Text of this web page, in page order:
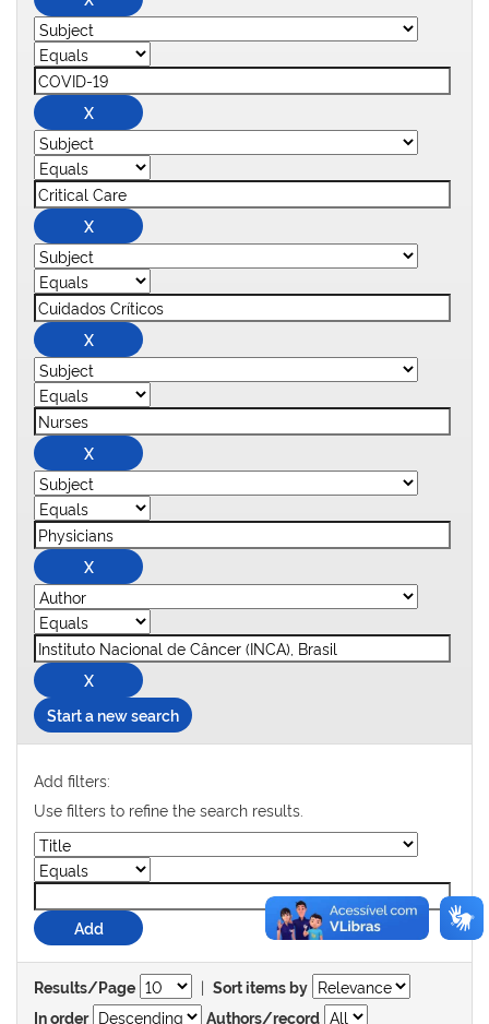
Start a new search
Add filters:
Use filters to refine the search results.
Results/Page | Sort items by
In order
Authors/record